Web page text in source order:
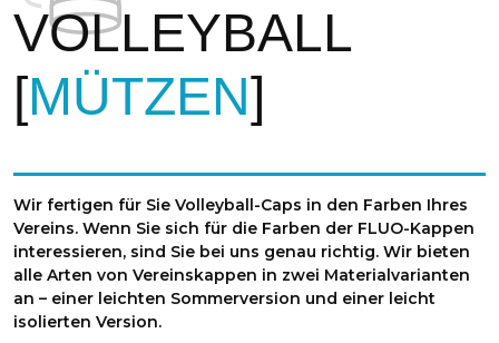
VOLLEYBALL
MÜTZEN
Wir fertigen für Sie Volleyball-Caps in den Farben Ihres
Vereins. Wenn Sie sich für die Farben der FLUO-Kappen
interessieren, sind Sie bei uns genau richtig. Wir bieten
alle Arten von Vereinskappen in zwei Materialvarianten
an – einer leichten Sommerversion und einer leicht
isolierten Version.